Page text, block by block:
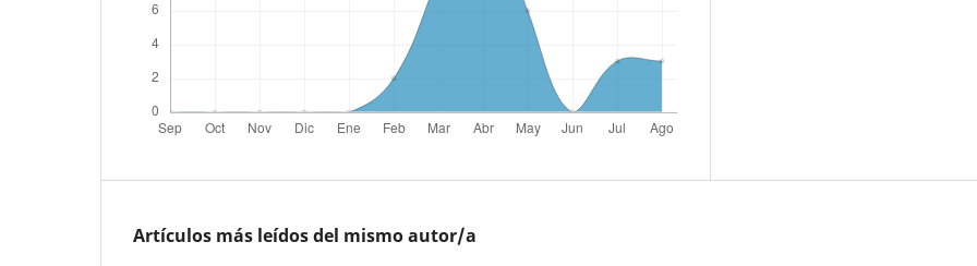
Artículos más leídos del mismo autor/a